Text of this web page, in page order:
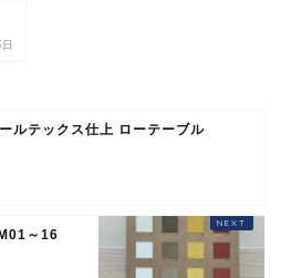
ルテックス仕上 ローテーブル
～16